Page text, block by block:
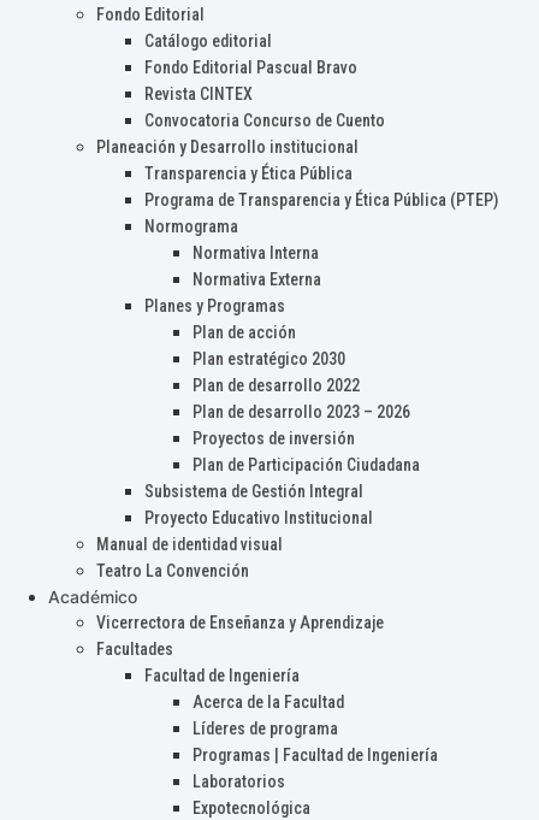
Fondo Editorial
Catálogo editorial
Fondo Editorial Pascual Bravo
Revista CINTEX
Convocatoria Concurso de Cuento
Planeación y Desarrollo institucional
Transparencia y Ética Pública
Programa de Transparencia y Ética Pública (PTEP)
Normograma
Normativa Interna
Normativa Externa
Planes y Programas
Plan de acción
Plan estratégico 2030
Plan de desarrollo 2022
Plan de desarrollo 2023 – 2026
Proyectos de inversión
Plan de Participación Ciudadana
Subsistema de Gestión Integral
Proyecto Educativo Institucional
Manual de identidad visual
Teatro La Convención
Académico
Vicerrectora de Enseñanza y Aprendizaje
Facultades
Facultad de Ingeniería
Acerca de la Facultad
Líderes de programa
Programas | Facultad de Ingeniería
Laboratorios
Expotecnológica